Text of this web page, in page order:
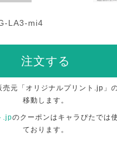
LA3-mi4
注文する
元「オリジナルプリント.jp」
移動します。
.jpのクーポンはキャラぴたでは
ております。